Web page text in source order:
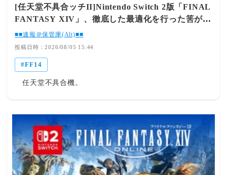
[任天堂不具合ッチII]Nintendo Switch 2版「FINAL
FANTASY XIV」、徹底した最適化を行った筈が暗
転ロード地獄→公式は不具合とアナウンス
■■速報＠保管庫(Alt)■■
投稿日時：2026/08/05 15:44
FF14
任天堂不具合機。